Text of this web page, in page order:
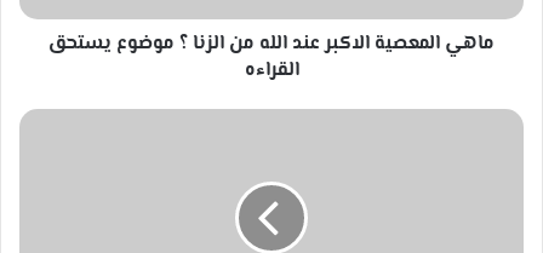
موضوع
يستحقماهي المعصية الاكبر عند الله من الزنا ؟ موضوع يستحق
القراءه
القلب